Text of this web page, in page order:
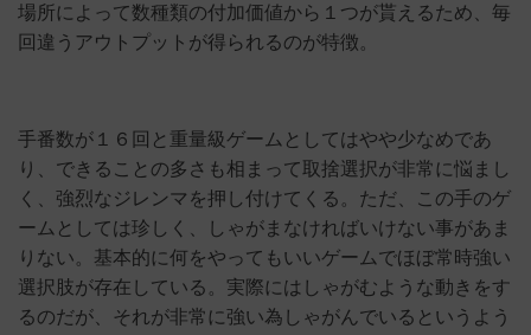
場所によって数種類の付加価値から１つが貰えるため、毎
回違うアウトプットが得られるのが特徴。
手番数が１６回と重量級ゲームとしてはやや少なめであ
り、できることの多さも相まって取捨選択が非常に悩まし
く、強烈なジレンマを押し付けてくる。ただ、この手のゲ
ームとしては珍しく、しゃがまなければいけない事があま
りない。基本的に何をやってもいいゲームでほぼ常時強い
選択肢が存在している。実際にはしゃがむような動きをす
るのだが、それが非常に強い為しゃがんでいるというよう